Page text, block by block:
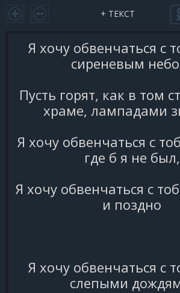
+ ТЕКСТ
Я хочу обвенчаться с
сиреневым
Пусть горят, как в том
храме, лампадами
Я хочу обвенчаться с
где б я не был,
Я хочу обвенчаться с
и поздно
Я хочу обвенчаться с
слепыми